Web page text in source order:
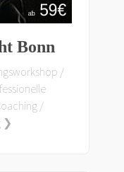
Bonn
/
/
❯